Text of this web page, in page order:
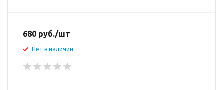
680 руб./шт
Нет в наличии